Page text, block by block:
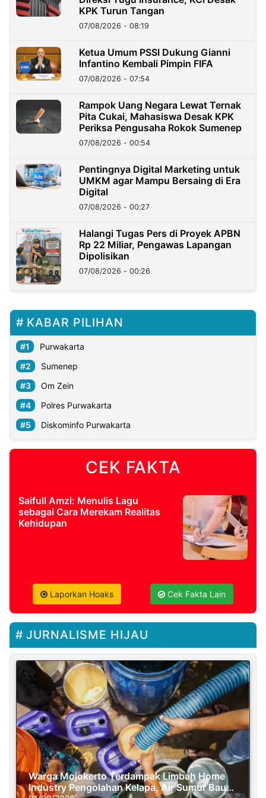
KPK Turun Tangan
07/08/2026 - 08:19
Ketua Umum PSSI Dukung Gianni
Infantino Kembali Pimpin FIFA
07/08/2026 - 07:54
Rampok Uang Negara Lewat Ternak
Pita Cukai, Mahasiswa Desak KPK
Periksa Pengusaha Rokok Sumenep
07/08/2026 - 00:54
Pentingnya Digital Marketing untuk
UMKM agar Mampu Bersaing di Era
Digital
07/08/2026 - 00:27
Halangi Tugas Pers di Proyek APBN
Rp 22 Miliar, Pengawas Lapangan
Dipolisikan
07/08/2026 - 00:26
KABAR PILIHAN
Purwakarta
Sumenep
Om Zein
Polres Purwakarta
Diskominfo Purwakarta
CEK FAKTA
Saifull Amzi: Menulis Lagu
sebagai Cara Merekam Realitas
Kehidupan
Laporkan Hoaks Cek Fakta Lain
JURNALISME HIJAU
Warga Mojokerto Terdampak Limbah Home
Industry Pengolahan Kelapa, Air Sumur Bau